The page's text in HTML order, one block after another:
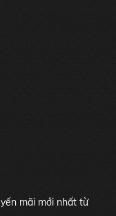
mãi mới nhất từ